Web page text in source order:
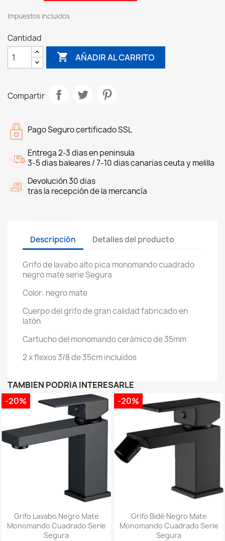
Impuestos incluidos
Cantidad
 AÑADIR AL CARRITO
Compartir
Pago Seguro certificado SSL
Entrega 2-3 dias en peninsula
3-5 dias baleares / 7-10 dias canarias ceuta y melilla
Devolución 30 dias
tras la recepción de la mercancía
Descripción Detalles del producto
Grifo de lavabo alto pica monomando cuadrado
negro mate serie Segura
Color: negro mate
Cuerpo del grifo de gran calidad fabricado en
latón
Cartucho del monomando cerámico de 35mm
2 x flexos 3/8 de 35cm incluidos
TAMBIÉN PODRÍA INTERESARLE
Grifo Lavabo Negro Mate
Monomando Cuadrado Serie
Segura
-20%
Grifo Bidé Negro Mate
Monomando Cuadrado Serie
Segura
-20%